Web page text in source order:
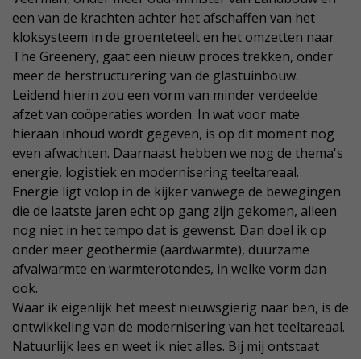
een van de krachten achter het afschaffen van het
kloksysteem in de groenteteelt en het omzetten naar
The Greenery, gaat een nieuw proces trekken, onder
meer de herstructurering van de glastuinbouw.
Leidend hierin zou een vorm van minder verdeelde
afzet van coöperaties worden. In wat voor mate
hieraan inhoud wordt gegeven, is op dit moment nog
even afwachten. Daarnaast hebben we nog de thema's
energie, logistiek en modernisering teeltareaal.
Energie ligt volop in de kijker vanwege de bewegingen
die de laatste jaren echt op gang zijn gekomen, alleen
nog niet in het tempo dat is gewenst. Dan doel ik op
onder meer geothermie (aardwarmte), duurzame
afvalwarmte en warmterotondes, in welke vorm dan
ook.
Waar ik eigenlijk het meest nieuwsgierig naar ben, is de
ontwikkeling van de modernisering van het teeltareaal.
Natuurlijk lees en weet ik niet alles. Bij mij ontstaat